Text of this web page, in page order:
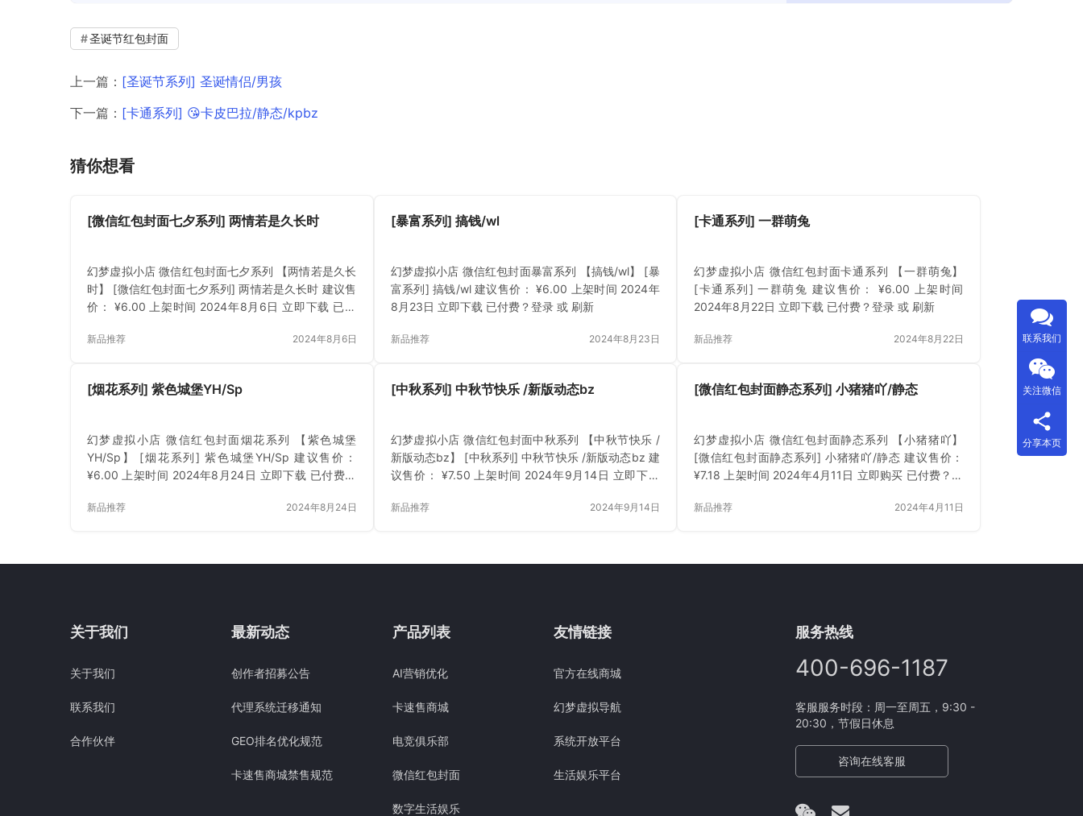
圣诞节红包封面
上一篇： [圣诞节系列] 圣诞情侣/男孩
下一篇： [卡通系列] 😘卡皮巴拉/静态/kpbz
猜你想看
[微信红包封面七夕系列] 两情若是久长时
幻梦虚拟小店 微信红包封面七夕系列 【两情若是久长
时】 [微信红包封面七夕系列] 两情若是久长时 建议售
价： ¥6.00 上架时间 2024年8月6日 立即下载 已付
新品推荐 2024年8月6日
[暴富系列] 搞钱/wl
幻梦虚拟小店 微信红包封面暴富系列 【搞钱/wl】 [暴
富系列] 搞钱/wl 建议售价： ¥6.00 上架时间 2024年
8月23日 立即下载 已付费？登录 或 刷新
新品推荐 2024年8月23日
[卡通系列] 一群萌兔
幻梦虚拟小店 微信红包封面卡通系列 【一群萌兔】
[卡通系列] 一群萌兔 建议售价： ¥6.00 上架时间
2024年8月22日 立即下载 已付费？登录 或 刷新
新品推荐 2024年8月22日
[烟花系列] 紫色城堡YH/Sp
幻梦虚拟小店 微信红包封面烟花系列 【紫色城堡
YH/Sp】 [烟花系列] 紫色城堡YH/Sp 建议售价：
¥6.00 上架时间 2024年8月24日 立即下载 已付费？
新品推荐 2024年8月24日
[中秋系列] 中秋节快乐 /新版动态bz
幻梦虚拟小店 微信红包封面中秋系列 【中秋节快乐 /
新版动态bz】 [中秋系列] 中秋节快乐 /新版动态bz 建
议售价： ¥7.50 上架时间 2024年9月14日 立即下载
新品推荐 2024年9月14日
[微信红包封面静态系列] 小猪猪吖/静态
幻梦虚拟小店 微信红包封面静态系列 【小猪猪吖】
[微信红包封面静态系列] 小猪猪吖/静态 建议售价：
¥7.18 上架时间 2024年4月11日 立即购买 已付费？登
新品推荐 2024年4月11日
关于我们
关于我们
联系我们
合作伙伴
最新动态
创作者招募公告
代理系统迁移通知
GEO排名优化规范
卡速售商城禁售规范
产品列表
AI营销优化
卡速售商城
电竞俱乐部
微信红包封面
数字生活娱乐
友情链接
官方在线商城
幻梦虚拟导航
系统开放平台
生活娱乐平台
服务热线
400-696-1187
客服服务时段：周一至周五，9:30 -
20:30，节假日休息
咨询在线客服
联系我们
关注微信
分享本页